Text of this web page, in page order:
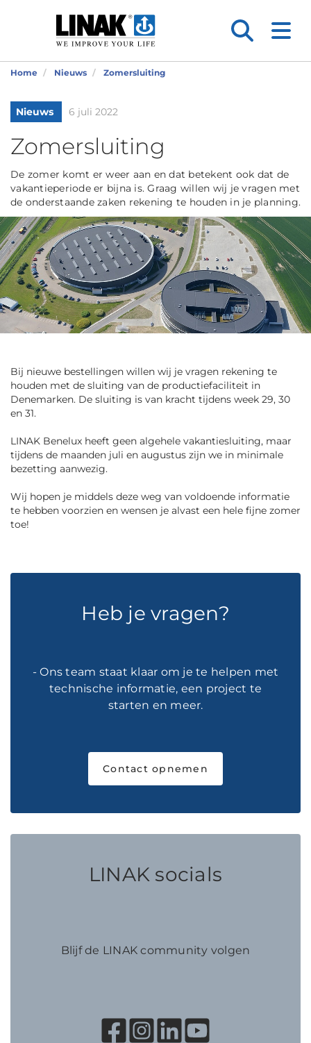
Home Nieuws Zomersluiting
Nieuws 6 juli 2022
Zomersluiting
De zomer komt er weer aan en dat betekent ook dat de
vakantieperiode er bijna is. Graag willen wij je vragen met
de onderstaande zaken rekening te houden in je planning.
Bij nieuwe bestellingen willen wij je vragen rekening te
houden met de sluiting van de productiefaciliteit in
Denemarken. De sluiting is van kracht tijdens week 29, 30
en 31.
LINAK Benelux heeft geen algehele vakantiesluiting, maar
tijdens de maanden juli en augustus zijn we in minimale
bezetting aanwezig.
Wij hopen je middels deze weg van voldoende informatie
te hebben voorzien en wensen je alvast een hele fijne zomer
toe!
Heb je vragen?
- Ons team staat klaar om je te helpen met
technische informatie, een project te
starten en meer.
Contact opnemen
LINAK socials
Blijf de LINAK community volgen